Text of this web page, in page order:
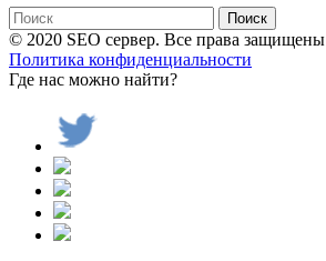
Поиск
© 2020 SEO сервер. Все права защищены
Политика конфиденциальности
Где нас можно найти?